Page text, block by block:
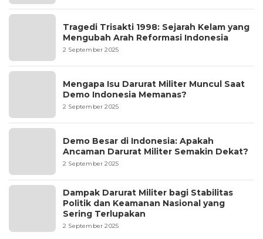
Tragedi Trisakti 1998: Sejarah Kelam yang
Mengubah Arah Reformasi Indonesia
2 September 2025
Mengapa Isu Darurat Militer Muncul Saat
Demo Indonesia Memanas?
2 September 2025
Demo Besar di Indonesia: Apakah
Ancaman Darurat Militer Semakin Dekat?
2 September 2025
Dampak Darurat Militer bagi Stabilitas
Politik dan Keamanan Nasional yang
Sering Terlupakan
2 September 2025